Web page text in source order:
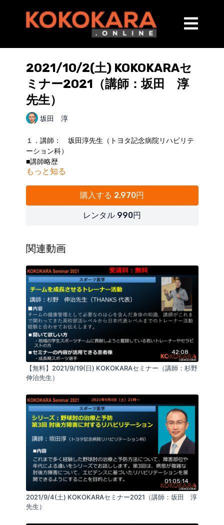
2021/10/2(土) KOKOKARAセ
ミナー2021（講師：坂田 淳
先生）
坂田 淳
１．講師： 坂田淳先生（トヨタ記念病院リハビリテ
ーション科）
■講師略歴
平成19年 横浜市スポーツ医科学センターリハビリテー
平成30年 トヨタ記念病院リハビリテーション科 入職
令和1年 早稲田大学大学院人間科学研究科博士後期課
第4回 肘外側障害に対するリハビリテーション
３．内容：
これまで多く経験した野球肘の治療と予防方法につい
て、障害部位や年代による違いをシリーズでお話しし
ます。
第4回は、治療に難渋することが多い肘外側障害（上腕
骨小頭離断性骨軟骨炎）について、エビデンスに基づ
いたリハビリテーションを展開できるようにすること
を目的とします。
もっと知る
購入する 2,970円
レンタル 990円
関連動画
42:08
【無料】2021/9/19(日) KOKOKARAセミナー（講師：杉野
伸治先生）
01:05:14
2021/9/4(土) KOKOKARAセミナー2021（講師：坂田 淳
先生）